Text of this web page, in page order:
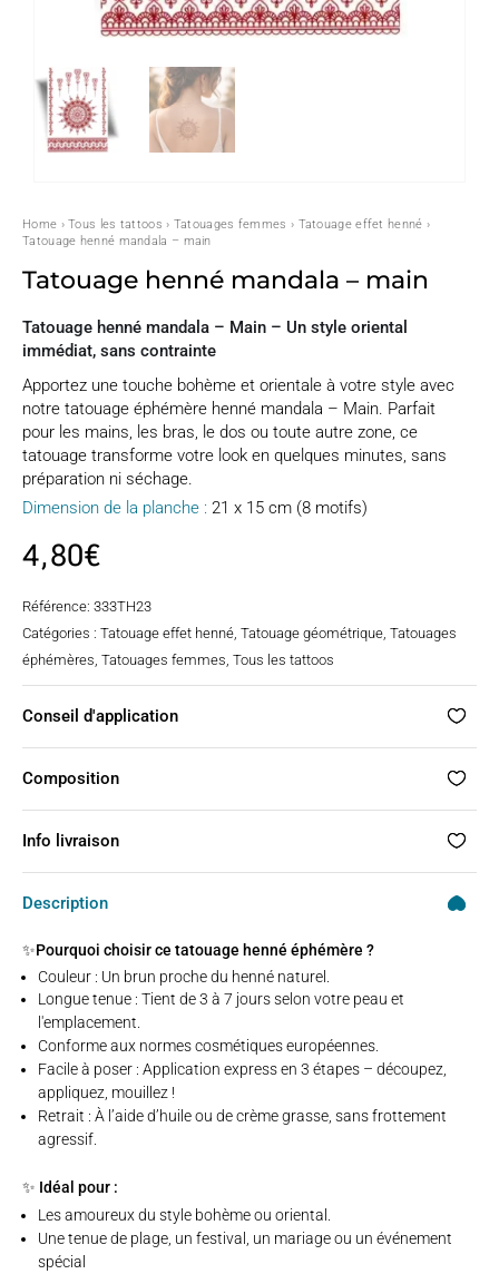
Home ›Tous les tattoos › Tatouages femmes › Tatouage effet henné ›
Tatouage henné mandala – main
Tatouage henné mandala – main
Tatouage henné mandala – Main – Un style oriental
immédiat, sans contrainte
Apportez une touche bohème et orientale à votre style avec
notre tatouage éphémère henné mandala – Main. Parfait
pour les mains, les bras, le dos ou toute autre zone, ce
tatouage transforme votre look en quelques minutes, sans
préparation ni séchage.
Dimension de la planche : 21 x 15 cm (8 motifs)
4,80€
Référence: 333TH23
Catégories : Tatouage effet henné Tatouage géométrique Tatouages
éphémères Tatouages femmes Tous les tattoos
Conseil d'application
Composition
Info livraison
Description
✨Pourquoi choisir ce tatouage henné éphémère ?
Couleur : Un brun proche du henné naturel.
Longue tenue : Tient de 3 à 7 jours selon votre peau et
l'emplacement.
Conforme aux normes cosmétiques européennes.
Facile à poser : Application express en 3 étapes – découpez,
appliquez, mouillez !
Retrait : À l’aide d’huile ou de crème grasse, sans frottement
agressif.
✨ Idéal pour :
Les amoureux du style bohème ou oriental.
Une tenue de plage, un festival, un mariage ou un événement
spécial